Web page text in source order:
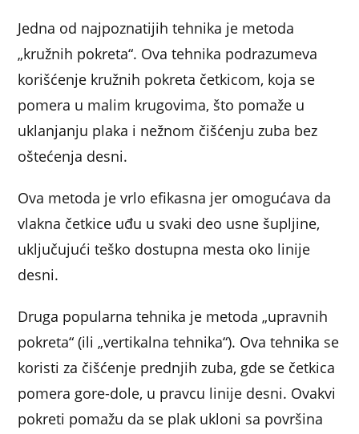
Jedna od najpoznatijih tehnika je metoda
„kružnih pokreta“. Ova tehnika podrazumeva
korišćenje kružnih pokreta četkicom, koja se
pomera u malim krugovima, što pomaže u
uklanjanju plaka i nežnom čišćenju zuba bez
oštećenja desni.
Ova metoda je vrlo efikasna jer omogućava da
vlakna četkice uđu u svaki deo usne šupljine,
uključujući teško dostupna mesta oko linije
desni.
Druga popularna tehnika je metoda „upravnih
pokreta“ (ili „vertikalna tehnika“). Ova tehnika se
koristi za čišćenje prednjih zuba, gde se četkica
pomera gore-dole, u pravcu linije desni. Ovakvi
pokreti pomažu da se plak ukloni sa površina